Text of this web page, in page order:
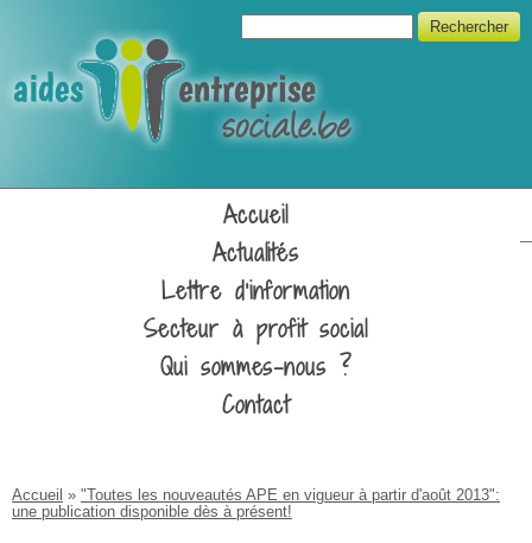
Unipso
Formulaire de recherche
Rechercher
Accueil
Actualités
Lettre d'information
Secteur à profit social
Qui sommes-nous ?
Contact
Vous êtes ici
Accueil » "Toutes les nouveautés APE en vigueur à partir d'août 2013":
une publication disponible dès à présent!